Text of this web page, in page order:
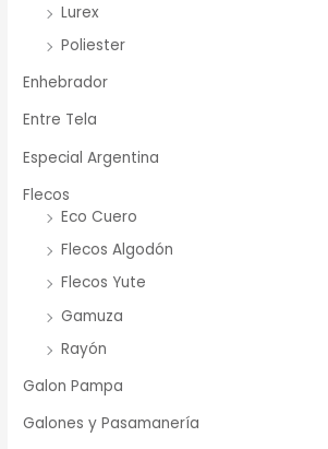
Lurex
Poliester
Enhebrador
Entre Tela
Especial Argentina
Flecos
Eco Cuero
Flecos Algodón
Flecos Yute
Gamuza
Rayón
Galon Pampa
Galones y Pasamanería